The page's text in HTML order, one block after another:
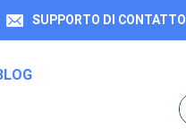
SUPPORTO DI CONTATTO